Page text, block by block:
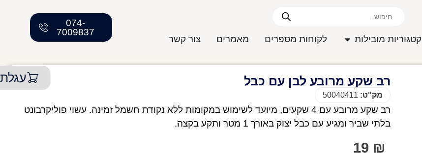
קטגוריות מובילות לקוחות מספרים מאמרים צור קשר
074-
7009837
רב שקע מרובע לבן עם כבל
מק"ט: 50040411
רב שקע מרובע עם 4 שקעים, מיועד לשימוש במקומות ללא נקודת חשמל זמינה. עשוי פוליקרבונט
בלתי שביר ומגיע עם כבל יצוק באורך 1 מטר ותקע בקצה.
19 ₪